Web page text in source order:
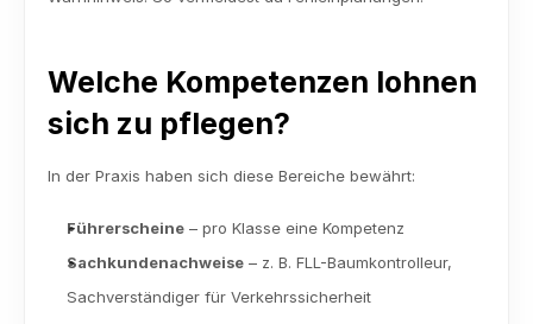
Welche Kompetenzen lohnen
sich zu pflegen?
In der Praxis haben sich diese Bereiche bewährt:
Führerscheine – pro Klasse eine Kompetenz
Sachkundenachweise – z. B. FLL-Baumkontrolleur,
Sachverständiger für Verkehrssicherheit